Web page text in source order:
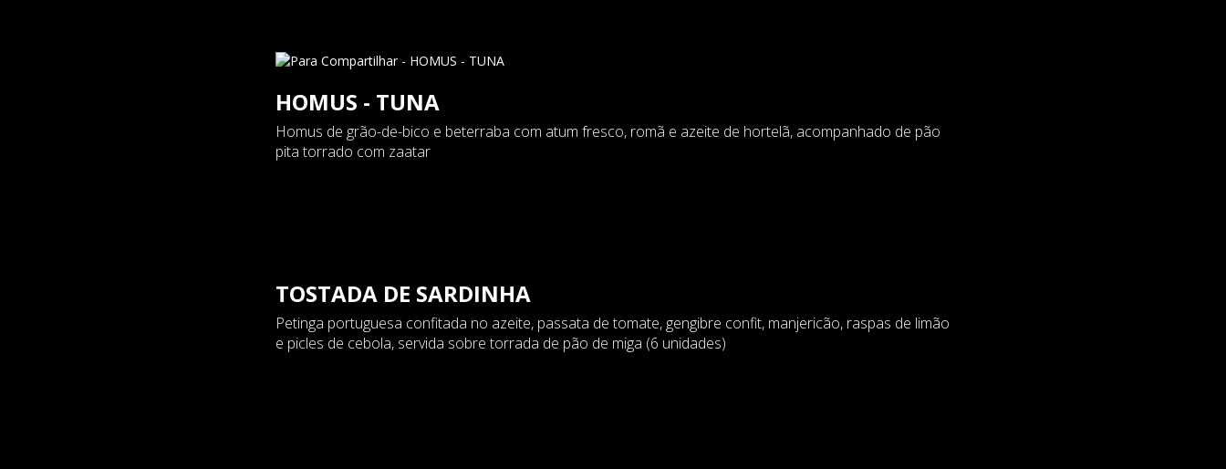
HOMUS - TUNA
Homus de grão-de-bico e beterraba com atum fresco, romã e azeite de hortelã, acompanhado de pão
pita torrado com zaatar
TOSTADA DE SARDINHA
Petinga portuguesa confitada no azeite, passata de tomate, gengibre confit, manjericão, raspas de limão
e picles de cebola, servida sobre torrada de pão de miga (6 unidades)